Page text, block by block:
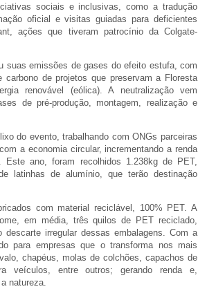
sociais e inclusivas, como a tradução
oficial e visitas guiadas para deficientes
ações que tiveram patrocínio da Colgate-
suas emissões de gases do efeito estufa, com
de projetos que preservam a Floresta
renovável (eólica). A neutralização vem
de pré-produção, montagem, realização e
do evento, trabalhando com ONGs parceiras
a economia circular, incrementando a renda
ano, foram recolhidos 1.238kg de PET,
latinhas de alumínio, que terão destinação
com material reciclável, 100% PET. A
em média, três quilos de PET reciclado,
irregular dessas embalagens. Com a
para empresas que o transforma nos mais
chapéus, molas de colchões, capachos de
veículos, entre outros; gerando renda e,
natureza.